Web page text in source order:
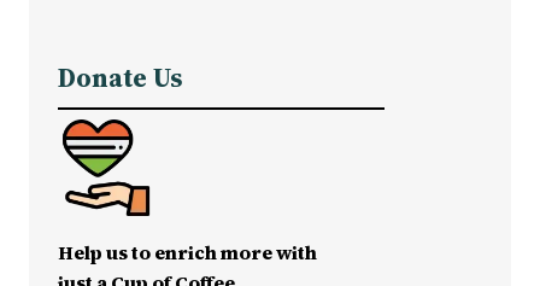
Donate Us
Help us to enrich more with